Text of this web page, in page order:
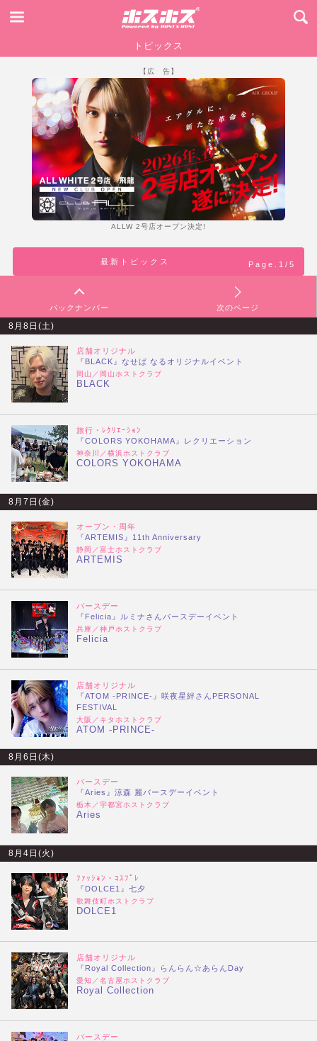
トピックス
【広 告】
ALLW 2号店オープン決定!
Page.1/5
最新トピックス
バックナンバー 次のページ
8月8日(土)
店舗オリジナル
『BLACK』なせば なるオリジナルイベント
岡山／岡山ホストクラブ
BLACK
旅行・ﾚｸﾘｴｰｼｮﾝ
『COLORS YOKOHAMA』レクリエーション
神奈川／横浜ホストクラブ
COLORS YOKOHAMA
8月7日(金)
オープン・周年
『ARTEMIS』11th Anniversary
静岡／富士ホストクラブ
ARTEMIS
バースデー
『Felicia』ルミナさんバースデーイベント
兵庫／神戸ホストクラブ
Felicia
店舗オリジナル
『ATOM -PRINCE-』咲夜星絆さんPERSONAL
FESTIVAL
大阪／キタホストクラブ
ATOM -PRINCE-
8月6日(木)
バースデー
『Aries』涼森 麗バースデーイベント
栃木／宇都宮ホストクラブ
Aries
8月4日(火)
ﾌｧｯｼｮﾝ・ｺｽﾌﾟﾚ
『DOLCE1』七夕
歌舞伎町ホストクラブ
DOLCE1
店舗オリジナル
『Royal Collection』らんらん☆あらんDay
愛知／名古屋ホストクラブ
Royal Collection
バースデー